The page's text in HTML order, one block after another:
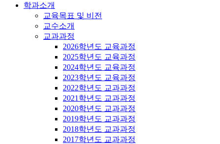
학과소개
교육목표 및 비전
교수소개
교과과정
2026학년도 교육과정
2025학년도 교육과정
2024학년도 교육과정
2023학년도 교육과정
2022학년도 교과과정
2021학년도 교과과정
2020학년도 교과과정
2019학년도 교과과정
2018학년도 교과과정
2017학년도 교과과정